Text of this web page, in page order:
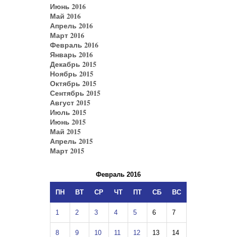
Июнь 2016
Май 2016
Апрель 2016
Март 2016
Февраль 2016
Январь 2016
Декабрь 2015
Ноябрь 2015
Октябрь 2015
Сентябрь 2015
Август 2015
Июль 2015
Июнь 2015
Май 2015
Апрель 2015
Март 2015
Февраль 2016
ПН ВТ СР ЧТ ПТ СБ ВС
1 2 3 4 5 6 7
8 9 10 11 12 13 14